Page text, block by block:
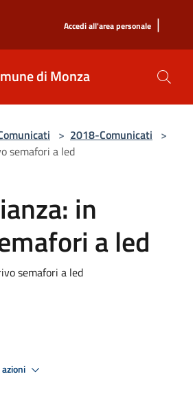
Accedi all'area personale |
di Monza
> 2018-Comunicati >
semafori a led
in
a led
semafori a led